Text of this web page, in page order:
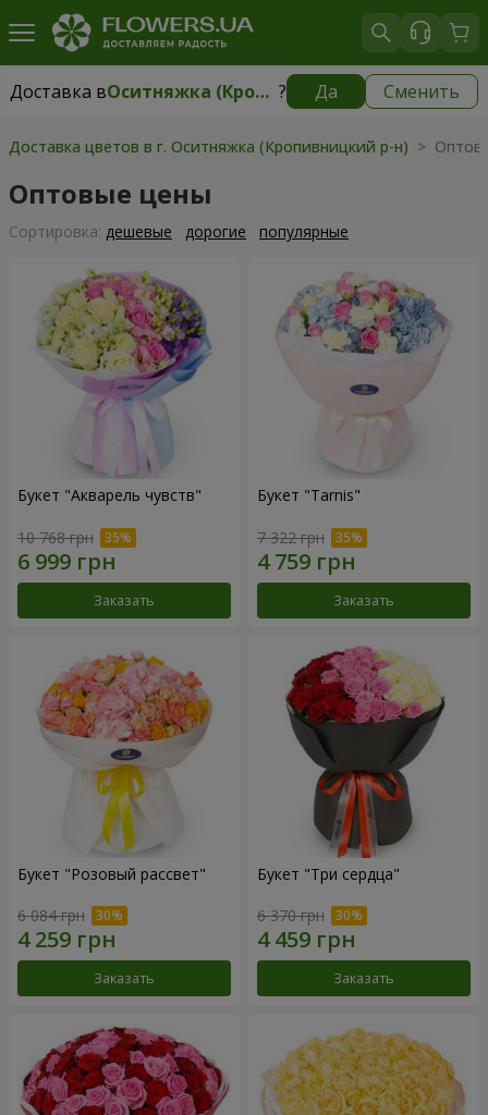
Доставка в Оситняжка (Кропивницкий р-н) ? Да Сменить
Доставка вОситняжка (Кропивницкий р-н) |бесплатно
Доставка цветов в г. Оситняжка (Кропивницкий р-н) >
Оптовые цены
Cортировка: дешевые дорогие популярные
Букет "Акварель чувств"
10 768 грн
Заказать
Букет "Tarnis"
7 322 грн
Заказать
Букет "Розовый рассвет"
6 084 грн
Заказать
Букет "Три сердца"
6 370 грн
Заказать